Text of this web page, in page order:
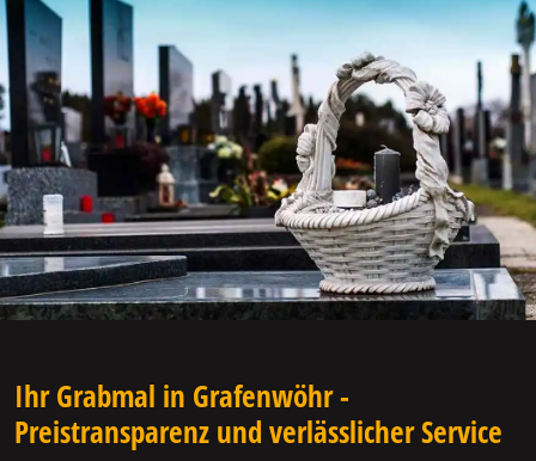
Ihr Grabmal in Grafenwöhr -
Preistransparenz und verlässlicher Service